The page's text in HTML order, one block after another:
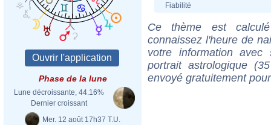
Phase de la lune
Lune décroissante, 44.16%
Dernier croissant
Mer. 12 août 17h37 T.U.
Fiabilité
Ce thème est
connaissez l'heure de
votre information
portrait astrologique
envoyé gratuitement